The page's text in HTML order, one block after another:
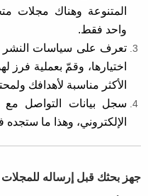
المتنوعة وهناك
واحد فقط.
تعرف على سياسات النشر
اختيارها، وقمّ بعملية فرز
الأكثر مناسبة لأهدافك
سجل بيانات التواصل مع
الإلكتروني، وهذا ما
جهز بحثك قبل إرساله للمجلات